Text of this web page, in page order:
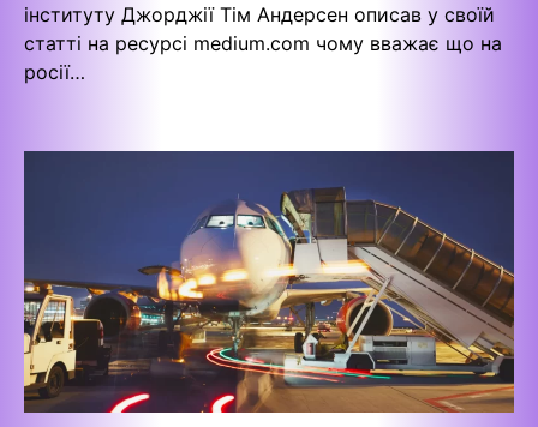
інституту Джорджії Тім Андерсен описав у своїй
статті на ресурсі medium.com чому вважає що на
росії…